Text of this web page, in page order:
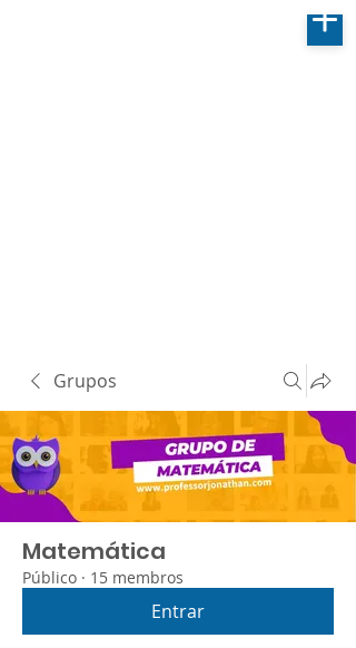
Grupos
Matemática
Público · 15 membros
Entrar